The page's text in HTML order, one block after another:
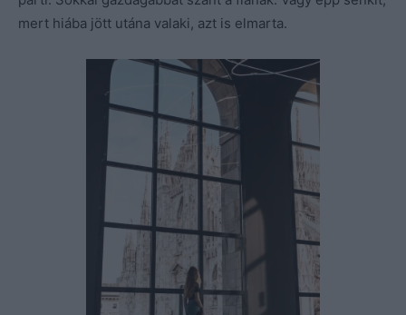
mert hiába jött utána valaki, azt is elmarta.